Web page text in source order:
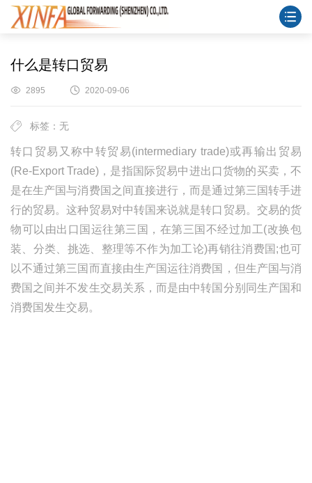
什么是转口贸易
2895 2020-09-06
标签：无
转口贸易又称中转贸易(intermediary trade)或再输出贸易
(Re-Export Trade)，是指国际贸易中进出口货物的买卖，不
是在生产国与消费国之间直接进行，而是通过第三国转手进
行的贸易。这种贸易对中转国来说就是转口贸易。交易的货
物可以由出口国运往第三国，在第三国不经过加工(改换包
装、分类、挑选、整理等不作为加工论)再销往消费国;也可
以不通过第三国而直接由生产国运往消费国，但生产国与消
费国之间并不发生交易关系，而是由中转国分别同生产国和
消费国发生交易。